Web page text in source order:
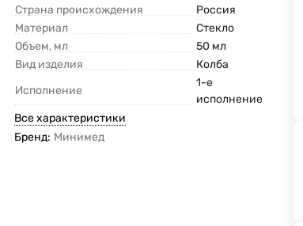
Страна происхождения
Россия
Материал
Стекло
Объем, мл
50 мл
Вид изделия
Колба
Исполнение
1-е
исполнение
Все характеристики
Бренд: Минимед